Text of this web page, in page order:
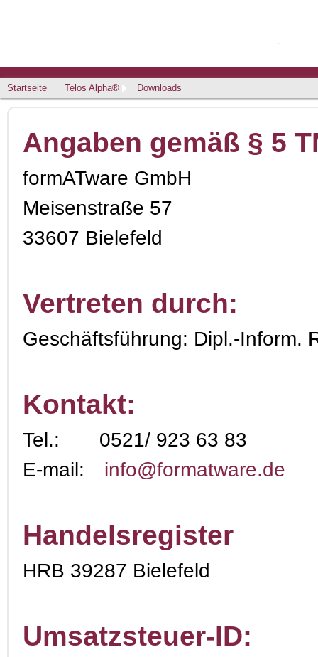
Startseite Telos Alpha® Downloads
Angaben gemäß § 5
formATware GmbH
Meisenstraße 57
33607 Bielefeld
Vertreten durch:
Geschäftsführung: Dipl.-Inform.
Kontakt:
Tel.: 0521/ 923 63 83
E-mail: info@formatware.de
Handelsregister
HRB 39287 Bielefeld
Umsatzsteuer-ID: